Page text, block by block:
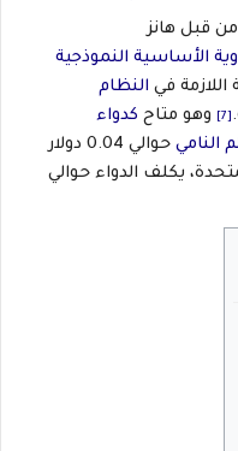
تم اكتشاف الكلوروكين في عام 1934 من قبل هانز
الأساسية النموذجية
اللازمة في النظام
وهو متاح كدواء
النامي
حوالي 0.04 دولار
يكلف الدواء حوالي